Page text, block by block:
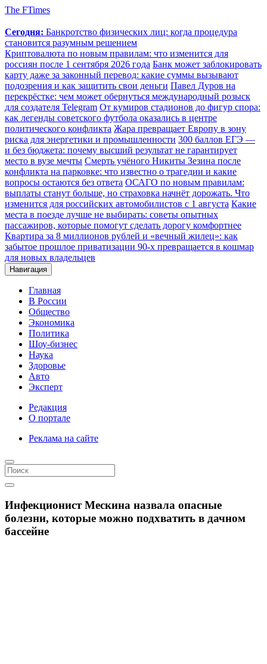
The FTimes
Сегодня: Банкротство физических лиц: когда процедура
становится разумным решением
Криптовалюта по новым правилам: что изменится для
россиян после 1 сентября 2026 года Банк может заблокировать
карту даже за законный перевод: какие суммы вызывают
подозрения и как защитить свои деньги Павел Дуров на
перекрёстке: чем может обернуться международный розыск
для создателя Telegram От кумиров стадионов до фигур спора:
как легенды советского футбола оказались в центре
политического конфликта Жара превращает Европу в зону
риска для энергетики и промышленности 300 баллов ЕГЭ —
и без бюджета: почему высший результат не гарантирует
место в вузе мечты Смерть учёного Никиты Зезина после
конфликта на парковке: что известно о трагедии и какие
вопросы остаются без ответа ОСАГО по новым правилам:
выплаты станут больше, но страховка начнёт дорожать. Что
изменится для российских автомобилистов с 1 августа Какие
места в поезде лучше не выбирать: советы опытных
пассажиров, которые помогут сделать дорогу комфортнее
Квартира за 8 миллионов рублей и «вечный жилец»: как
забытое прошлое приватизации 90-х превращается в кошмар
для новых владельцев
Навигация
Главная
В России
Общество
Экономика
Политика
Шоу-бизнес
Наука
Здоровье
Авто
Эксперт
Редакция
О портале
Реклама на сайте
Инфекционист Мескина назвала опасные
болезни, которые можно подхватить в дачном
бассейне